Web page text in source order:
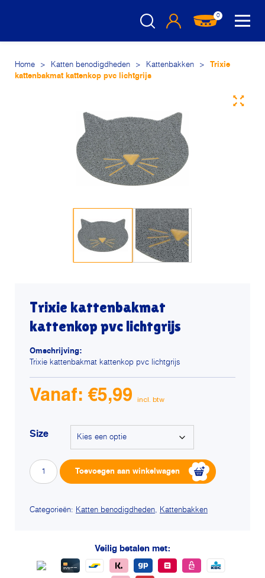
0
Home > Katten benodigdheden > Kattenbakken >
Trixie
kattenbakmat kattenkop pvc lichtgrijs
Trixie kattenbakmat
kattenkop pvc lichtgrijs
Omschrijving:
Trixie kattenbakmat kattenkop pvc lichtgrijs
Vanaf: €5,99
Size
Trixie
kattenbakmat
lichtgrijs
Toevoegen aan winkelwagen
Categorieën: Katten benodigdheden, Kattenbakken
Veilig betalen met: